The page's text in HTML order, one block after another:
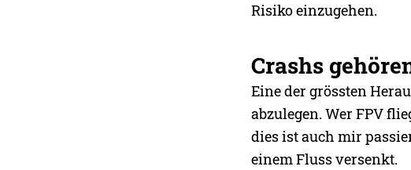
Risiko einzugehen.
Crashs
Eine der grössten
abzulegen. Wer FPV
dies ist auch mir
einem Fluss versenkt.